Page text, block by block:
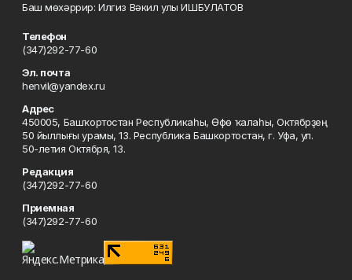
Баш мөхәррир: Илгиз Вәкил улы ИШБУЛАТОВ
Телефон
(347)292-77-60
Эл. почта
henvil@yandex.ru
Адрес
450005, Башҡортостан Республикаһы, Өфө ҡалаһы, Октябрҙең
50 йыллығы урамы, 13. Республика Башкортостан, г. Уфа, ул.
50-летия Октября, 13.
Редакция
(347)292-77-60
Приемная
(347)292-77-60